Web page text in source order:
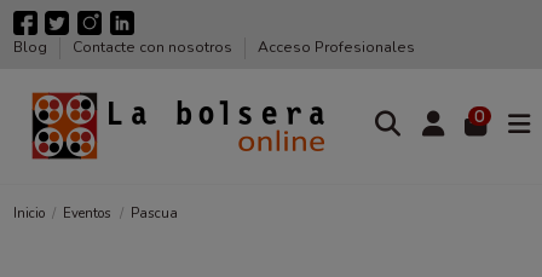
Blog Contacte con nosotros Acceso Profesionales
0
Inicio Eventos Pascua